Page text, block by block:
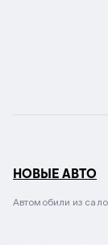
НОВЫЕ АВТО
Автомобили из